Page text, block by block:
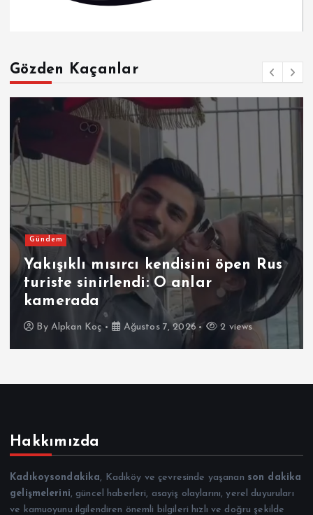
Gözden Kaçanlar
Gündem
Yakışıklı mısırcı kendisini öpen Rus
turiste sinirlendi: O anlar
kamerada
By Alpkan Koç Ağustos 7, 2026 2 views
Hakkımızda
Kadıkoysondakika, Kadıköy ve çevresinde yaşanan son dakika
gelişmelerini, güncel haberleri, asayiş olaylarını, yerel duyuruları
ve kamuoyunu ilgilendiren önemli bilgileri hızlı ve doğru şekilde